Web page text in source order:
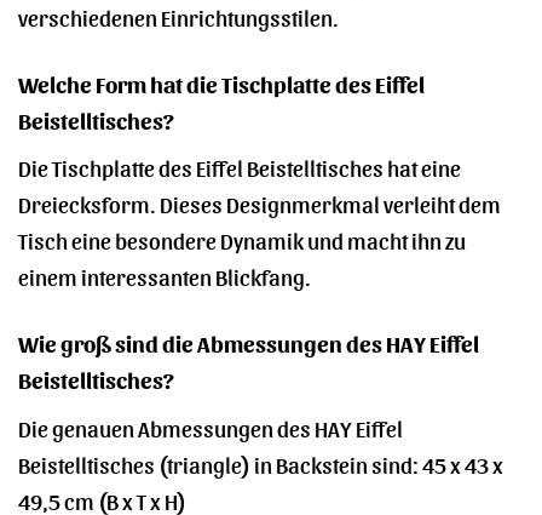
verschiedenen Einrichtungsstilen.
Welche Form hat die Tischplatte des Eiffel
Beistelltisches?
Die Tischplatte des Eiffel Beistelltisches hat eine
Dreiecksform. Dieses Designmerkmal verleiht dem
Tisch eine besondere Dynamik und macht ihn zu
einem interessanten Blickfang.
Wie groß sind die Abmessungen des HAY Eiffel
Beistelltisches?
Die genauen Abmessungen des HAY Eiffel
Beistelltisches (triangle) in Backstein sind: 45 x 43 x
49,5 cm (B x T x H)